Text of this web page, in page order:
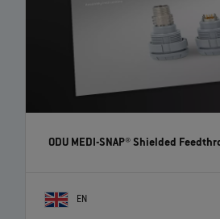
ODU MEDI-SNAP® Shielded
EN
Erhalten Sie in unserem Video die benötigten
MAC® Crimp-clip Kontakte richtig und